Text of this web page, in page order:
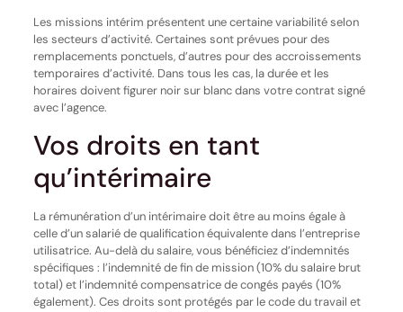
Les missions intérim présentent une certaine variabilité selon
les secteurs d’activité. Certaines sont prévues pour des
remplacements ponctuels, d’autres pour des accroissements
temporaires d’activité. Dans tous les cas, la durée et les
horaires doivent figurer noir sur blanc dans votre contrat signé
avec l’agence.
Vos droits en tant
qu’intérimaire
La rémunération d’un intérimaire doit être au moins égale à
celle d’un salarié de qualification équivalente dans l’entreprise
utilisatrice. Au-delà du salaire, vous bénéficiez d’indemnités
spécifiques : l’indemnité de fin de mission (10% du salaire brut
total) et l’indemnité compensatrice de congés payés (10%
également). Ces droits sont protégés par le code du travail et